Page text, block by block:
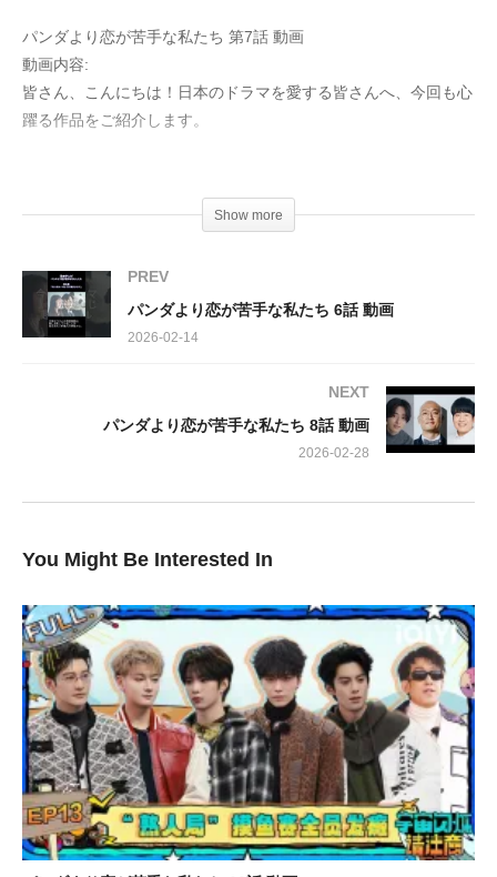
パンダより恋が苦手な私たち 第7話 動画
動画内容:
皆さん、こんにちは！日本のドラマを愛する皆さんへ、今回も心
躍る作品をご紹介します。
なんと、司の母・ケイカさん（草刈民代さん）が、息子に何かと
世話を焼く一葉さん（上白石萌歌さん）に対し、「あの子はやめ
ておきなさい」と厳しい忠告を放つ一幕が！親心とはいえ、二人
そんな中、一葉さんの実家では、両親がまさかの熟年離婚の危機
に直面。この知らせを聞いた司は、居ても立ってもいられず、一
郷の福島へと連れ出すことに。
そして驚くべきは、二人が取った行動です！一葉さんの両親の離
果たして、この偽りの関係は、冷え切った両親の心を再び繋ぎ止
めることができるのでしょうか？
波乱含みの展開に目が離せない「パンダより恋が苦手な私たち」
第7話。登場人物たちの複雑な感情が交錯し、物語は新たな局面
を迎えます。ぜひ、彼らの選択と運命の行方にご注目ください！
出演:
Show more
PREV
パンダより恋が苦手な私たち 6話 動画
2026-02-14
NEXT
パンダより恋が苦手な私たち 8話 動画
2026-02-28
You Might Be Interested In